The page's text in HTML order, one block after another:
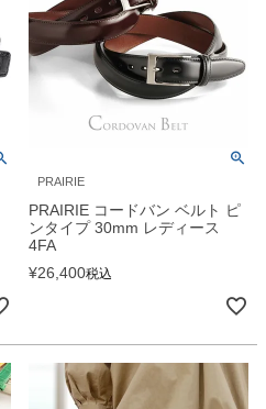
PRAIRIE
PRAIRIE コードバン ベルト ピ
ンタイプ 30mm レディース
4FA
¥26,400税込